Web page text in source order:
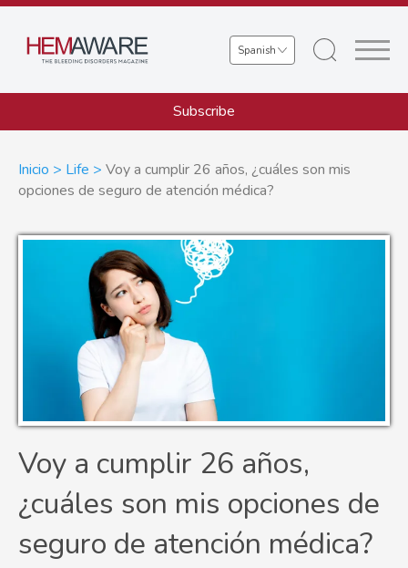
Skip
main
Select
your
language
Subscribe
Sobrescribir
enlaces
de
navegación
Inicio Life
Voy a cumplir 26 años, ¿cuáles son mis
opciones de seguro de atención médica?
Voy a cumplir 26 años,
¿cuáles son mis opciones de
seguro de atención médica?